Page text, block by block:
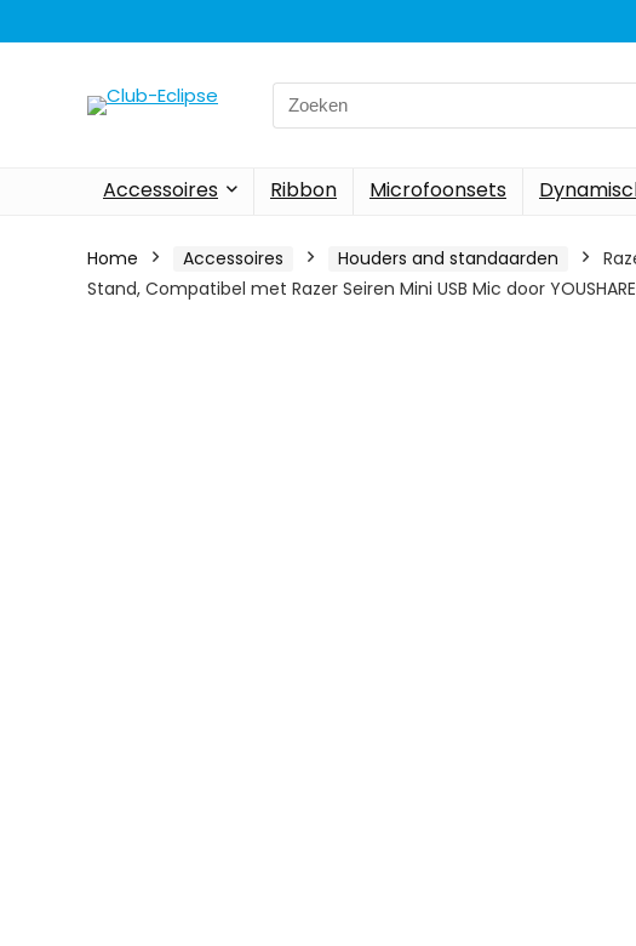
Search
for:
Accessoires Ribbon Microfoonsets
Home Accessoires Houders and standaarden
Stand, Compatibel met Razer Seiren Mini USB Mic door